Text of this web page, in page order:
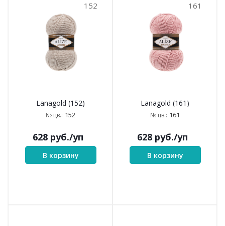
152
Lanagold (152)
№ цв.: 152
628 руб./уп
В корзину
161
Lanagold (161)
№ цв.: 161
628 руб./уп
В корзину